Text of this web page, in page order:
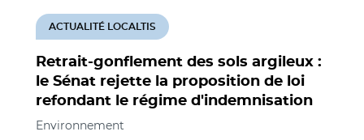
Retrait-gonflement des sols argileux :
le Sénat rejette la proposition de loi
refondant le régime d'indemnisation
ACTUALITÉ LOCALTIS
Environnement